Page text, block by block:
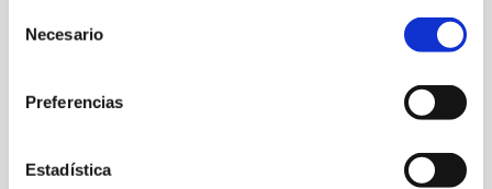
Necesario
Preferencias
Estadística